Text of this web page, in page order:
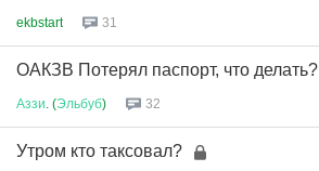
ekbstart 31
ОАКЗВ Потерял паспорт, что делать?
Аззи . (Эльбуб) 32
Утром кто таксовал?